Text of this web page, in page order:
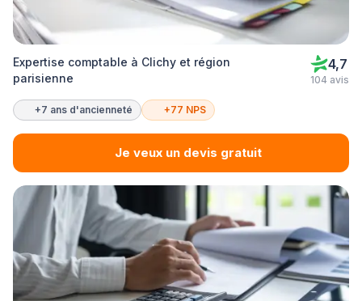
Expertise comptable à Clichy et région
parisienne
4,7
104 avis
+7 ans d'ancienneté +77 NPS
Je veux un devis gratuit